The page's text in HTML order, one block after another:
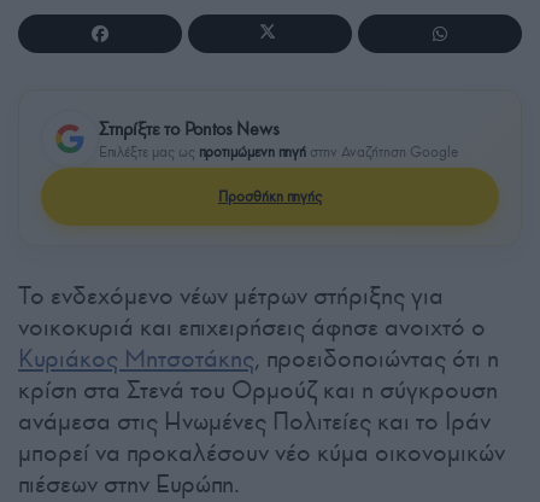
Στηρίξτε το Pontos News
Επιλέξτε μας ως προτιμώμενη πηγή στην Αναζήτηση Google
Προσθήκη πηγής
Το ενδεχόμενο νέων μέτρων στήριξης για
νοικοκυριά και επιχειρήσεις άφησε ανοιχτό ο
Κυριάκος Μητσοτάκης, προειδοποιώντας ότι η
κρίση στα Στενά του Ορμούζ και η σύγκρουση
ανάμεσα στις Ηνωμένες Πολιτείες και το Ιράν
μπορεί να προκαλέσουν νέο κύμα οικονομικών
πιέσεων στην Ευρώπη.